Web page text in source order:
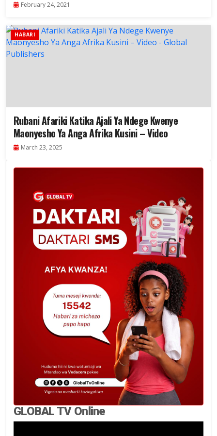
February 24, 2021
HABARI
Rubani Afariki Katika Ajali Ya Ndege Kwenye
Maonyesho Ya Anga Afrika Kusini – Video
March 23, 2025
GLOBAL TV Online